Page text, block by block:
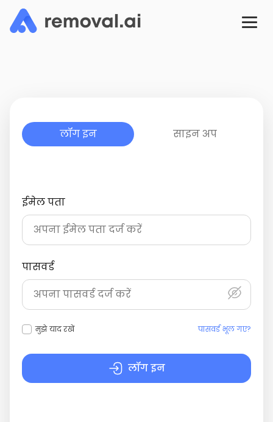
लॉग इन साइन अप
ईमेल पता
पासवर्ड
मुझे याद रखें पासवर्ड भूल गए?
लॉग इन